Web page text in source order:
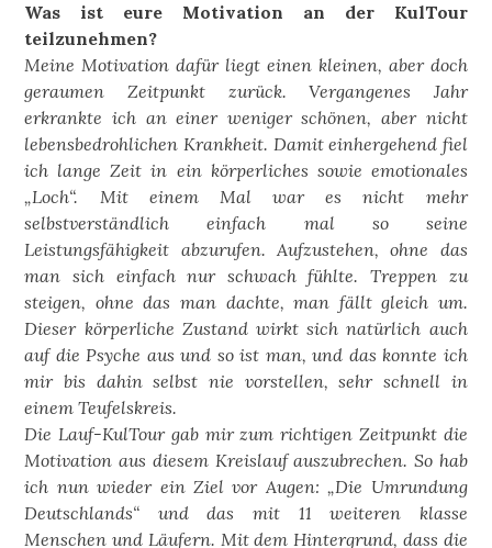
Was ist eure Motivation an der KulTour
teilzunehmen?
Meine Motivation dafür liegt einen kleinen, aber doch
geraumen Zeitpunkt zurück. Vergangenes Jahr
erkrankte ich an einer weniger schönen, aber nicht
lebensbedrohlichen Krankheit. Damit einhergehend fiel
ich lange Zeit in ein körperliches sowie emotionales
„Loch“. Mit einem Mal war es nicht mehr
selbstverständlich einfach mal so seine
Leistungsfähigkeit abzurufen. Aufzustehen, ohne das
man sich einfach nur schwach fühlte. Treppen zu
steigen, ohne das man dachte, man fällt gleich um.
Dieser körperliche Zustand wirkt sich natürlich auch
auf die Psyche aus und so ist man, und das konnte ich
mir bis dahin selbst nie vorstellen, sehr schnell in
einem Teufelskreis.
Die Lauf-KulTour gab mir zum richtigen Zeitpunkt die
Motivation aus diesem Kreislauf auszubrechen. So hab
ich nun wieder ein Ziel vor Augen: „Die Umrundung
Deutschlands“ und das mit 11 weiteren klasse
Menschen und Läufern. Mit dem Hintergrund, dass die